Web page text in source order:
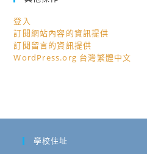
登入
訂閱網站內容的資訊提供
訂閱留言的資訊提供
WordPress.org 台灣繁體中文
學校住址